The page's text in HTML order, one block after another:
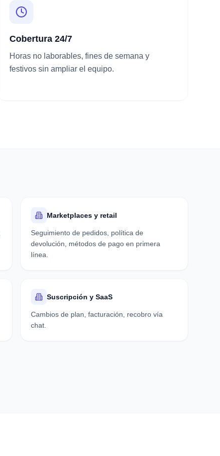
Cobertura 24/7
Horas no laborables, fines de semana y
festivos sin ampliar el equipo.
Marketplaces y retail
Seguimiento de pedidos, política de
devolución, métodos de pago en primera
línea.
Suscripción y SaaS
Cambios de plan, facturación, recobro vía
chat.